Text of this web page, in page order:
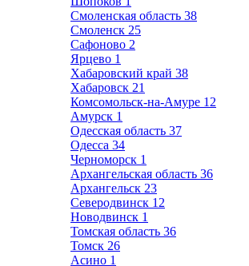
Смоленская область 38
Смоленск 25
Сафоново 2
Ярцево 1
Хабаровский край 38
Хабаровск 21
Комсомольск-на-Амуре 12
Амурск 1
Одесская область 37
Одесса 34
Черноморск 1
Архангельская область 36
Архангельск 23
Северодвинск 12
Новодвинск 1
Томская область 36
Томск 26
Асино 1